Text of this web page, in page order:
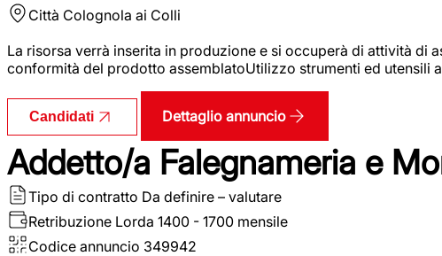
Città Colognola ai Colli
La risorsa verrà inserita in produzione e si occuperà di attività
conformità del prodotto assemblatoUtilizzo strumenti ed utensili
Candidati Dettaglio annuncio
Addetto/a Falegnameria e
Tipo di contratto Da definire – valutare
Retribuzione Lorda 1400 - 1700 mensile
Codice annuncio 349942